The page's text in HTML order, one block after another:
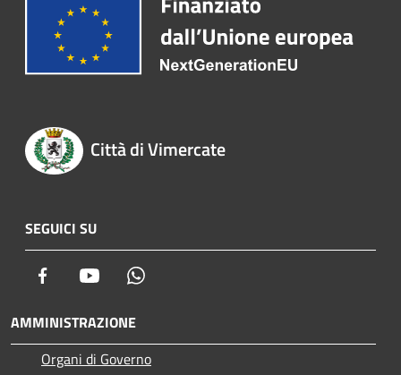
Città di Vimercate
SEGUICI SU
Facebook Youtube
AMMINISTRAZIONE
Organi di Governo